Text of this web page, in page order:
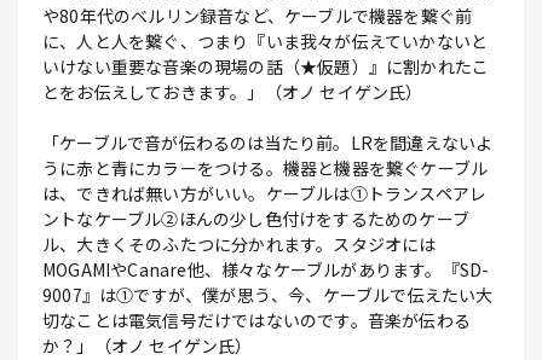
や80年代のベルリン録音など、ケーブルで機器を繋ぐ前
に、人と人を繋ぐ、つまり『いま我々が伝えていかないと
いけない重要な音楽の現場の話（★仮題）』に割かれたこ
とをお伝えしておきます。」（オノ セイゲン氏）
「ケーブルで音が伝わるのは当たり前。LRを間違えないよ
うに赤と青にカラーをつける。機器と機器を繋ぐケーブル
は、できれば無い方がいい。ケーブルは①トランスペアレ
ントなケーブル②ほんの少し色付けをするためのケーブ
ル、大きくそのふたつに分かれます。スタジオには
MOGAMIやCanare他、様々なケーブルがあります。『SD-
9007』は①ですが、僕が思う、今、ケーブルで伝えたい大
切なことは電気信号だけではないのです。音楽が伝わる
か？」（オノ セイゲン氏）